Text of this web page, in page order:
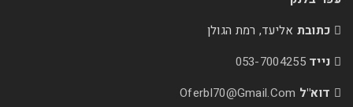
רמת הגולן
053-